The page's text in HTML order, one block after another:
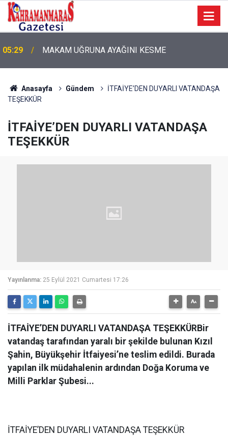
05:29 MAKAM UĞRUNA AYAĞINI KESME
Anasayfa Gündem
İTFAİYE’DEN DUYARLI VATANDAŞA
TEŞEKKÜR
İTFAİYE’DEN DUYARLI VATANDAŞA
TEŞEKKÜR
Yayınlanma: 25 Eylül 2021 Cumartesi 17:26
İTFAİYE’DEN DUYARLI VATANDAŞA TEŞEKKÜRBir
vatandaş tarafından yaralı bir şekilde bulunan Kızıl
Şahin, Büyükşehir İtfaiyesi’ne teslim edildi. Burada
yapılan ilk müdahalenin ardından Doğa Koruma ve
Milli Parklar Şubesi...
İTFAİYE’DEN DUYARLI VATANDAŞA TEŞEKKÜR